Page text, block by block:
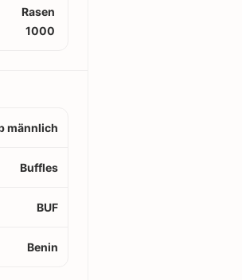
Rasen
1000
männlich
Buffles
BUF
Benin